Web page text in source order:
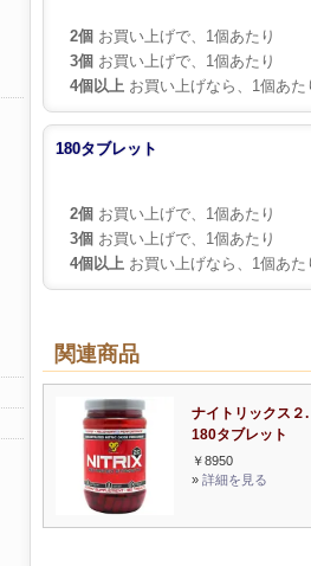
2個 お買い上げで、1個あたり
3個 お買い上げで、1個あたり
4個以上 お買い上げなら、1個あた
180タブレット
2個 お買い上げで、1個あたり
3個 お買い上げで、1個あたり
4個以上 お買い上げなら、1個あた
関連商品
ナイトリックス
180タブレット
￥8950
» 詳細を見る